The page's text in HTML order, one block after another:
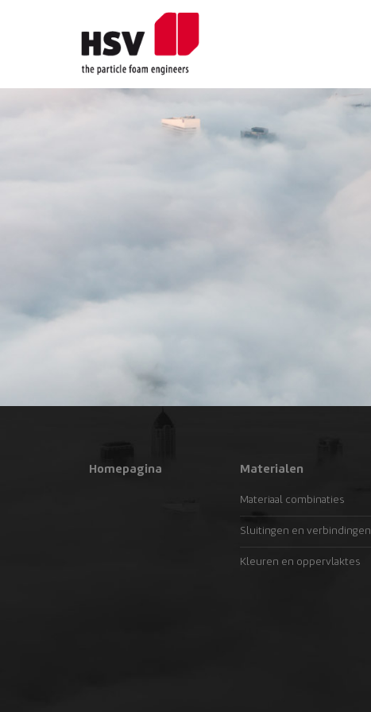
Homepagina Materialen
Materiaal combinaties
Sluitingen en verbindingen
Kleuren en oppervlaktes